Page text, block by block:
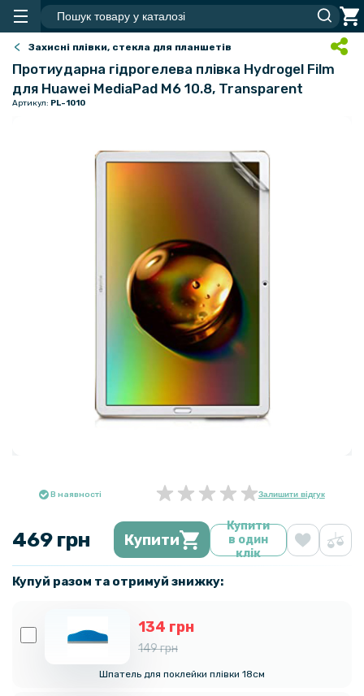
Захисні плівки, стекла для планшетів
Протиударна гідрогелева плівка Hydrogel Film
для Huawei MediaPad M6 10.8, Transparent
Артикул: PL-1010
В наявності Залишити відгук
469 грн Купити
Купити
в один
клік
Купуй разом та отримуй знижку:
134 грн
149 грн
Шпатель для поклейки плівки 18см